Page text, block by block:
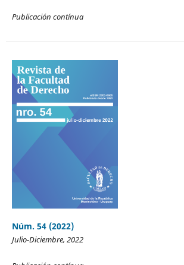
Publicación contínua
Núm. 54 (2022)
Julio-Diciembre, 2022